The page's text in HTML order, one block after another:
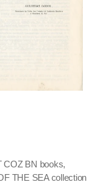
COZ BN books,
THE SEA collection